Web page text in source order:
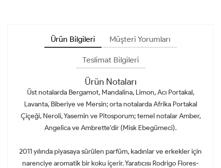
Ürün Bilgileri Müşteri Yorumları
Teslimat Bilgileri
Ürün Notaları
Üst notalarda Bergamot, Mandalina, Limon, Acı Portakal,
Lavanta, Biberiye ve Mersin; orta notalarda Afrika Portakal
Çiçeği, Neroli, Yasemin ve Pitosporum; temel notalar Amber,
Angelica ve Ambrette'dir (Misk Ebegümeci).
2011 yılında piyasaya sürülen parfüm, kadınlar ve erkekler için
narenciye aromatik bir koku içerir. Yaratıcısı Rodrigo Flores-